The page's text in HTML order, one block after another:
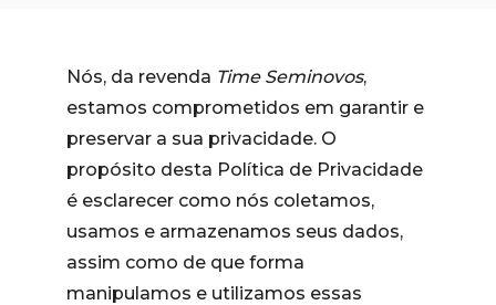
Nós, da revenda Time Seminovos,
estamos comprometidos em garantir e
preservar a sua privacidade. O
propósito desta Política de Privacidade
é esclarecer como nós coletamos,
usamos e armazenamos seus dados,
assim como de que forma
manipulamos e utilizamos essas